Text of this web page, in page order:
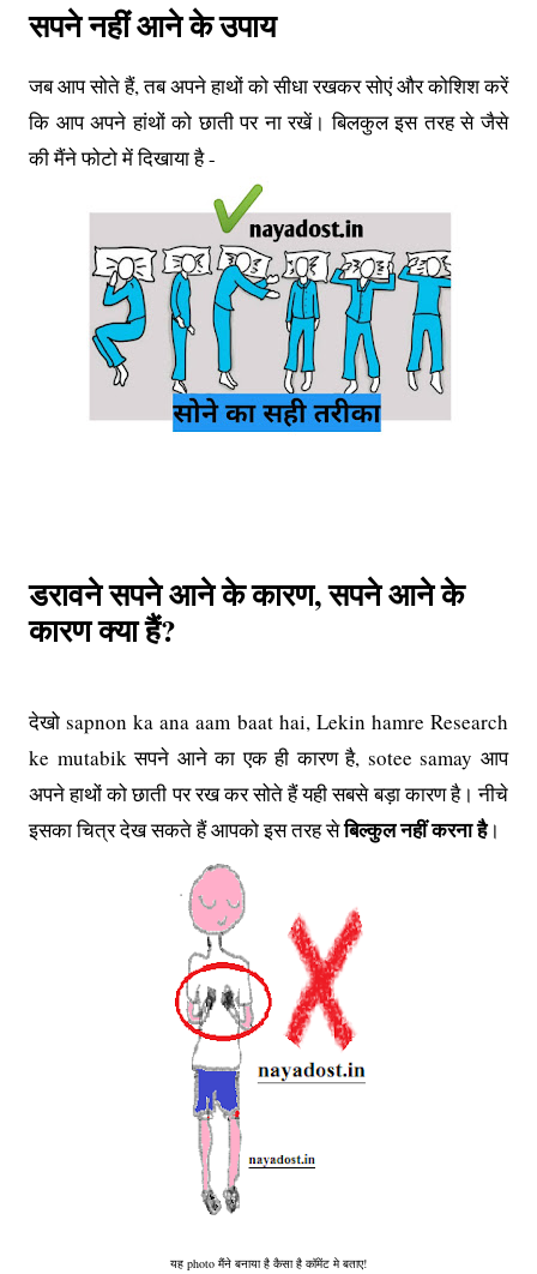
सपने नहीं आने के उपाय
जब आप सोते हैं, तब अपने हाथों को सीधा रखकर सोएं और कोशिश करें
कि आप अपने हांथों को छाती पर ना रखें। बिलकुल इस तरह से जैसे
की मैंने फोटो में दिखाया है -
डरावने सपने आने के कारण, सपने आने के
कारण क्या हैं?
देखो sapnon ka ana aam baat hai, Lekin hamre Research
ke mutabik सपने आने का एक ही कारण है, sotee samay आप
अपने हाथों को छाती पर रख कर सोते हैं यही सबसे बड़ा कारण है। नीचे
इसका चित्र देख सकते हैं आपको इस तरह सेबिल्कुल नहीं करना है।
यह photo मैंने बनाया है कैसा है कॉमेंट मे बताए!